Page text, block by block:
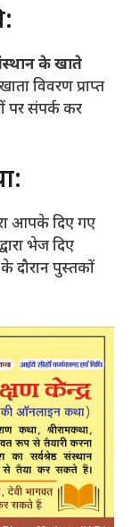
संस्थान के खाते
विवरण प्राप्त
पर संपर्क कर
आपके दिए गए
द्वारा भेज दिए
दौरान पुस्तकों